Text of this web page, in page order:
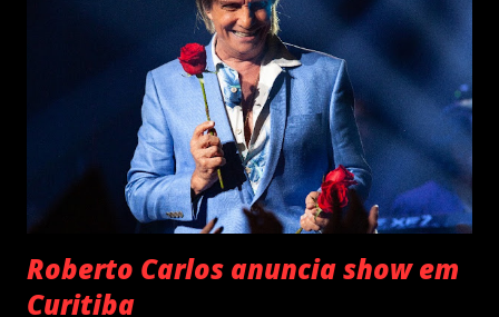
um novo capítulo na carreira do artista e, agora, ganha os
palcos por meio da EVOM Tour, que fez sua estreia
recentemente em São Paulo. Com realização da 30e ,
Supernova Ent e Prime , a escala em Curitiba aco...
Roberto Carlos anuncia show em
Curitiba